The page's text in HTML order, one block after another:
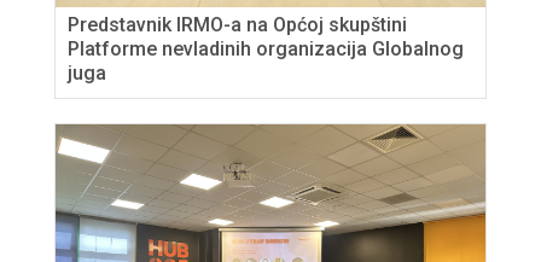
Predstavnik IRMO-a na Općoj skupštini
Platforme nevladinih organizacija Globalnog
juga